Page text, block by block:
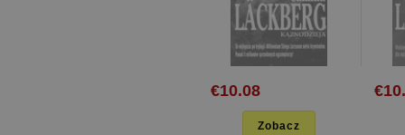
€10.08
Zobacz